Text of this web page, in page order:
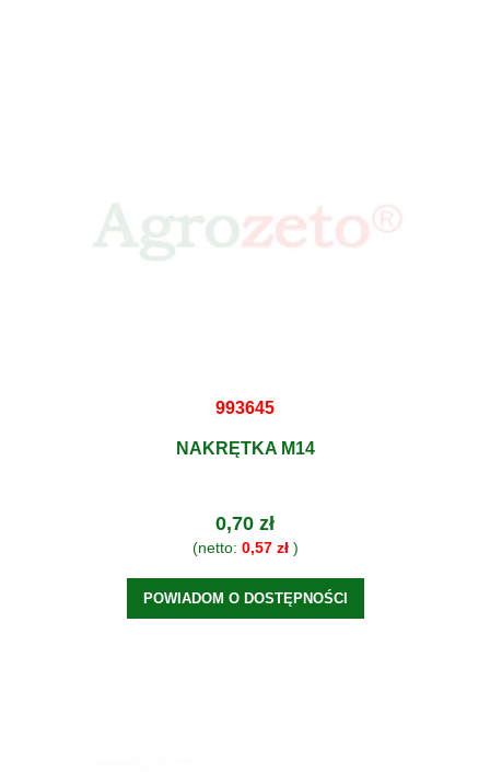
993645
NAKRĘTKA M14
0,70 zł
(netto: 0,57 zł)
POWIADOM O DOSTĘPNOŚCI